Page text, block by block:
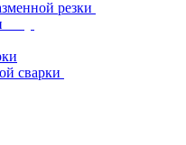
резки
сварки